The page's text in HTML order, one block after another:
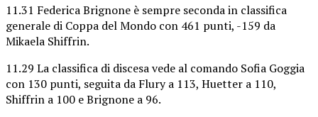
11.31 Federica Brignone è sempre seconda in classifica
generale di Coppa del Mondo con 461 punti, -159 da
Mikaela Shiffrin.
11.29 La classifica di discesa vede al comando Sofia Goggia
con 130 punti, seguita da Flury a 113, Huetter a 110,
Shiffrin a 100 e Brignone a 96.